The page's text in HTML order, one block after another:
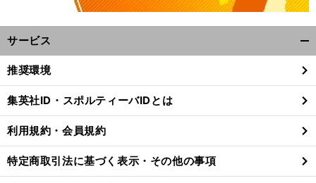
サービス
閉
る
推奨環境
集英社ID・スポルティーバIDとは
利用規約・会員規約
特定商取引法に基づく表示・その他の事項